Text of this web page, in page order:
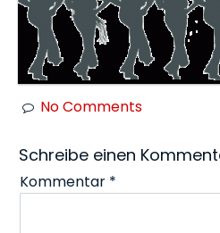
No Comments
Schreibe einen
Kommentar *